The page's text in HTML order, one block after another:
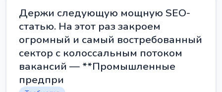
Держи следующую мощную SEO-
статью. На этот раз закроем
огромный и самый востребованный
сектор с колоссальным потоком
вакансий — **Промышленные
предпри